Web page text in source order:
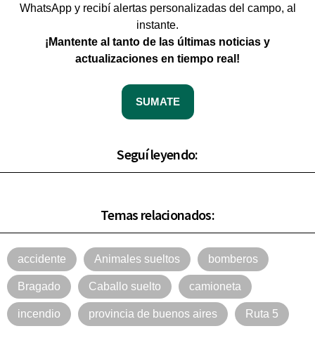
WhatsApp y recibí alertas personalizadas del campo, al
instante.
¡Mantente al tanto de las últimas noticias y
actualizaciones en tiempo real!
SUMATE
Seguí leyendo:
Temas relacionados:
accidente Animales sueltos bomberos
Bragado Caballo suelto camioneta
incendio provincia de buenos aires Ruta 5